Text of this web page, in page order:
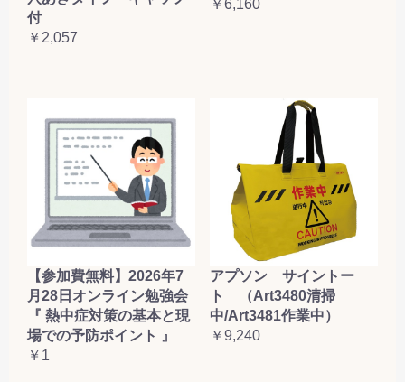
付
￥2,057
￥6,160
【参加費無料】2026年7
月28日オンライン勉強会
『 熱中症対策の基本と現
場での予防ポイント 』
￥1
アプソン サイントー
ト （Art3480清掃
中/Art3481作業中）
￥9,240